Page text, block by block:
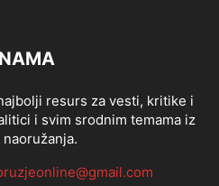
resurs za vesti, kritike i
i svim srodnim temama iz